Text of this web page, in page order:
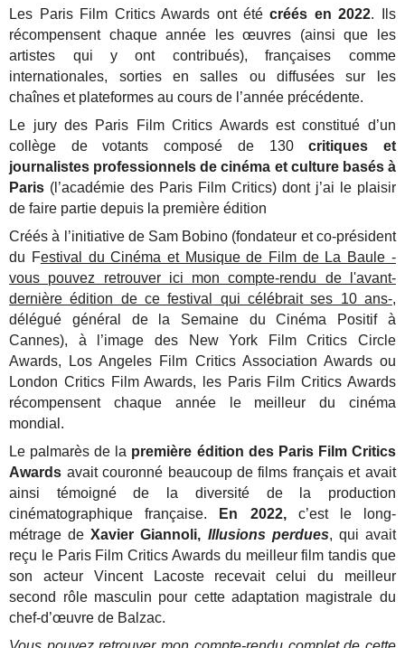
Les Paris Film Critics Awards ont étécréés en 2022. Ils
récompensent chaque année les œuvres (ainsi que les
artistes qui y ont contribués), françaises comme
internationales, sorties en salles ou diffusées sur les
chaînes et plateformes au cours de l’année précédente.
Le jury des Paris Film Critics Awards est constitué d’un
collège de votants composé de 130critiques et
journalistes professionnels de cinéma et culture basés à
Paris (l’académie des Paris Film Critics) dont j’ai le plaisir
de faire partie depuis la première édition
Créés à l’initiative de Sam Bobino (fondateur et co-président
du Festival du Cinéma et Musique de Film de La Baule -
vous pouvez retrouver ici mon compte-rendu de l'avant-
dernière édition de ce festival
qui célébrait ses 10 ans-,
délégué général de la Semaine du Cinéma Positif à
Cannes), à l’image des New York Film Critics Circle
Awards, Los Angeles Film Critics Association Awards ou
London Critics Film Awards, les Paris Film Critics Awards
récompensent chaque année le meilleur du cinéma
mondial.
Le palmarès de la première édition des Paris Film Critics
Awards avait couronné beaucoup de films français et avait
ainsi témoigné de la diversité de la production
cinématographique française.
En 2022, c’est le long-
métrage deXavier Giannoli, Illusions perdues, qui avait
reçu le Paris Film Critics Awards du meilleur film tandis que
son acteur Vincent Lacoste recevait celui du meilleur
second rôle masculin pour cette adaptation magistrale du
chef-d’œuvre de Balzac.